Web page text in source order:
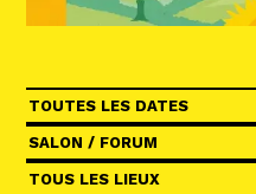
Les périodes
Catégories
Lieu